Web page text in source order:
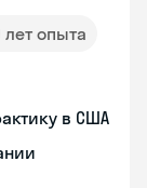
лет опыта
в США